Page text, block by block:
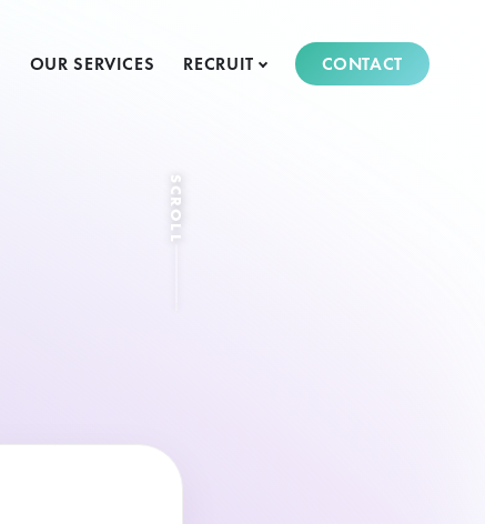
OUR SERVICES RECRUIT CONTACT
SCROLL